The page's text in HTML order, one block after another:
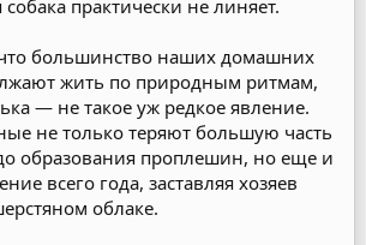
практически не линяет.
большинство наших домашних
жить по природным ритмам,
— не такое уж редкое явление.
не только теряют большую часть
образования проплешин, но еще и
всего года, заставляя хозяев
облаке.